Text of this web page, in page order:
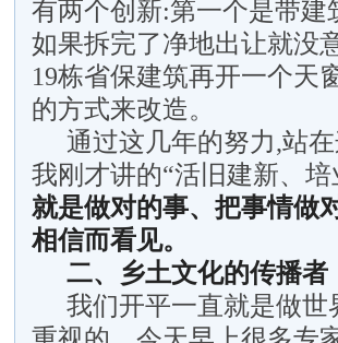
有两个创新:第一个是带建
如果拆完了净地出让就没
19栋省保建筑再开一个天
的方式来改造。
通过这几年的努力,站
我刚才讲的“活旧建新、
就是做对的事、把事情做
相信而看见。
二、乡土文化的传播者
我们开平一直就是做